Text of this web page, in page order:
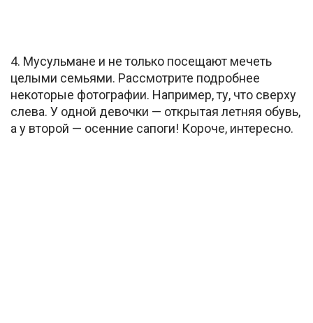
4. Мусульмане и не только посещают мечеть
целыми семьями. Рассмотрите подробнее
некоторые фотографии. Например, ту, что сверху
слева. У одной девочки — открытая летняя обувь,
а у второй — осенние сапоги! Короче, интересно.